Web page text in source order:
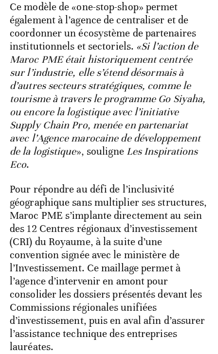
Ce modèle de «one-stop-shop» permet
également à l’agence de centraliser et de
coordonner un écosystème de partenaires
institutionnels et sectoriels. «Si l’action de
Maroc PME était historiquement centrée
sur l’industrie, elle s’étend désormais à
d’autres secteurs stratégiques, comme le
tourisme à travers le programme Go Siyaha,
ou encore la logistique avec l’initiative
Supply Chain Pro, menée en partenariat
avec l’Agence marocaine de développement
de la logistique», souligne Les Inspirations
Eco.
Pour répondre au défi de l’inclusivité
géographique sans multiplier ses structures,
Maroc PME s’implante directement au sein
des 12 Centres régionaux d’investissement
(CRI) du Royaume, à la suite d’une
convention signée avec le ministère de
l’Investissement. Ce maillage permet à
l’agence d’intervenir en amont pour
consolider les dossiers présentés devant les
Commissions régionales unifiées
d’investissement, puis en aval afin d’assurer
l’assistance technique des entreprises
lauréates.